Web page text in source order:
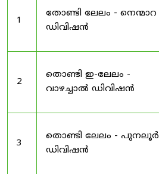
1
തോണ്ടി ലേലം - നെന്മാറ
ഡിവിഷൻ
2
തൊണ്ടി ഇ-ലേലം -
വാഴച്ചാൽ ഡിവിഷൻ
3
തൊണ്ടി ലേലം - പുനലൂർ
ഡിവിഷൻ